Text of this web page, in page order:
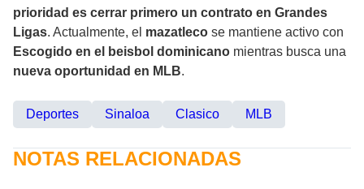
prioridad es cerrar primero un contrato en Grandes
Ligas. Actualmente, el mazatleco se mantiene activo con
Escogido en el beisbol dominicano mientras busca una
nueva oportunidad en MLB.
Deportes Sinaloa Clasico MLB
NOTAS RELACIONADAS